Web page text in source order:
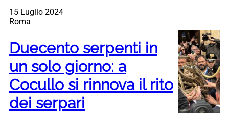
15 Luglio 2024
Roma
Duecento serpenti in
un solo giorno: a
Cocullo si rinnova il rito
dei serpari